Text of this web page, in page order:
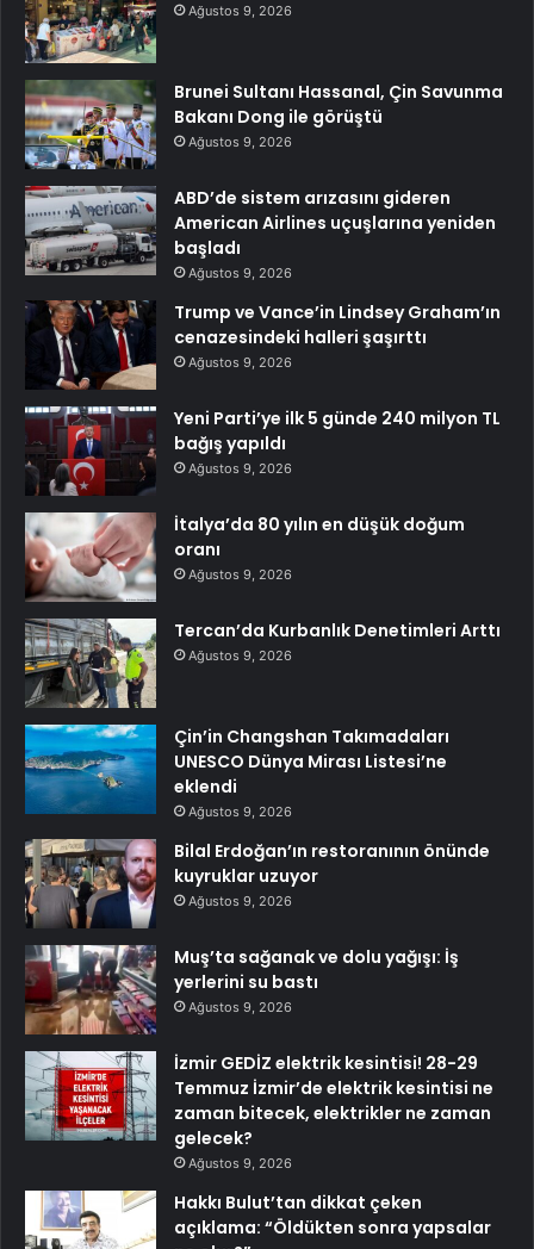
Ağustos 9, 2026
Brunei Sultanı Hassanal, Çin Savunma
Bakanı Dong ile görüştü
Ağustos 9, 2026
ABD’de sistem arızasını gideren
American Airlines uçuşlarına yeniden
başladı
Ağustos 9, 2026
Trump ve Vance’in Lindsey Graham’ın
cenazesindeki halleri şaşırttı
Ağustos 9, 2026
Yeni Parti’ye ilk 5 günde 240 milyon TL
bağış yapıldı
Ağustos 9, 2026
İtalya’da 80 yılın en düşük doğum
oranı
Ağustos 9, 2026
Tercan’da Kurbanlık Denetimleri Arttı
Ağustos 9, 2026
Çin’in Changshan Takımadaları
UNESCO Dünya Mirası Listesi’ne
eklendi
Ağustos 9, 2026
Bilal Erdoğan’ın restoranının önünde
kuyruklar uzuyor
Ağustos 9, 2026
Muş’ta sağanak ve dolu yağışı: İş
yerlerini su bastı
Ağustos 9, 2026
İzmir GEDİZ elektrik kesintisi! 28-29
Temmuz İzmir’de elektrik kesintisi ne
zaman bitecek, elektrikler ne zaman
gelecek?
Ağustos 9, 2026
Hakkı Bulut’tan dikkat çeken
açıklama: “Öldükten sonra yapsalar